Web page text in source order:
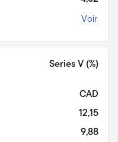
Voir
Series V (%)
CAD
12,15
9,88